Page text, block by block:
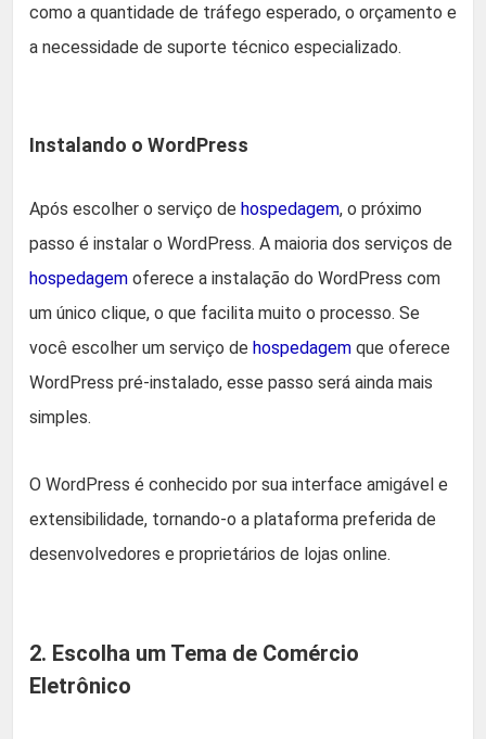
como a quantidade de tráfego esperado, o orçamento e
a necessidade de suporte técnico especializado.
Instalando o WordPress
Após escolher o serviço de hospedagem, o próximo
passo é instalar o WordPress. A maioria dos serviços de
hospedagem oferece a instalação do WordPress com
um único clique, o que facilita muito o processo. Se
você escolher um serviço de hospedagem que oferece
WordPress pré-instalado, esse passo será ainda mais
simples.
O WordPress é conhecido por sua interface amigável e
extensibilidade, tornando-o a plataforma preferida de
desenvolvedores e proprietários de lojas online.
2. Escolha um Tema de Comércio
Eletrônico